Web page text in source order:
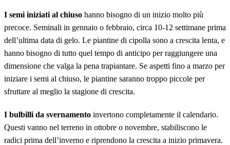
I semi iniziati al chiuso hanno bisogno di un inizio molto più
precoce. Seminali in gennaio o febbraio, circa 10-12 settimane prima
dell’ultima data di gelo. Le piantine di cipolla sono a crescita lenta, e
hanno bisogno di tutto quel tempo di anticipo per raggiungere una
dimensione che valga la pena trapiantare. Se aspetti fino a marzo per
iniziare i semi al chiuso, le piantine saranno troppo piccole per
sfruttare al meglio la stagione di crescita.
I bulbilli da svernamento invertono completamente il calendario.
Questi vanno nel terreno in ottobre o novembre, stabiliscono le
radici prima dell’inverno e riprendono la crescita a inizio primavera.